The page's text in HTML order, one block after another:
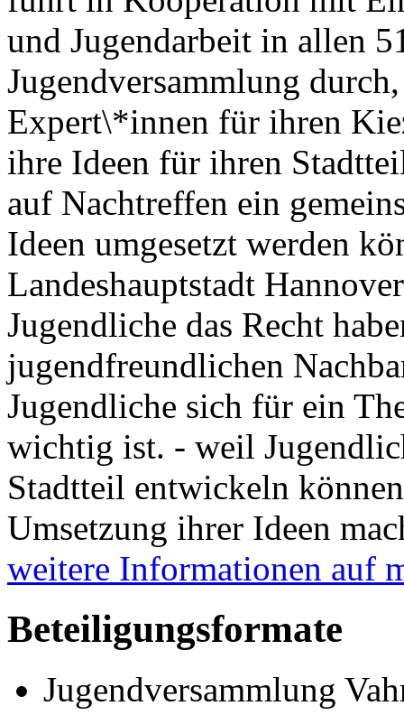
und Jugendarbeit in allen
Jugendversammlung
Expert\*innen für ihren
ihre Ideen für ihren
auf Nachtreffen ein
Ideen umgesetzt werden
Landeshauptstadt
Jugendliche das Recht
jugendfreundlichen
Jugendliche sich für ein
wichtig ist. - weil
Stadtteil entwickeln
Umsetzung ihrer Ideen
weitere Informationen auf
Beteiligungsformate
Jugendversammlung